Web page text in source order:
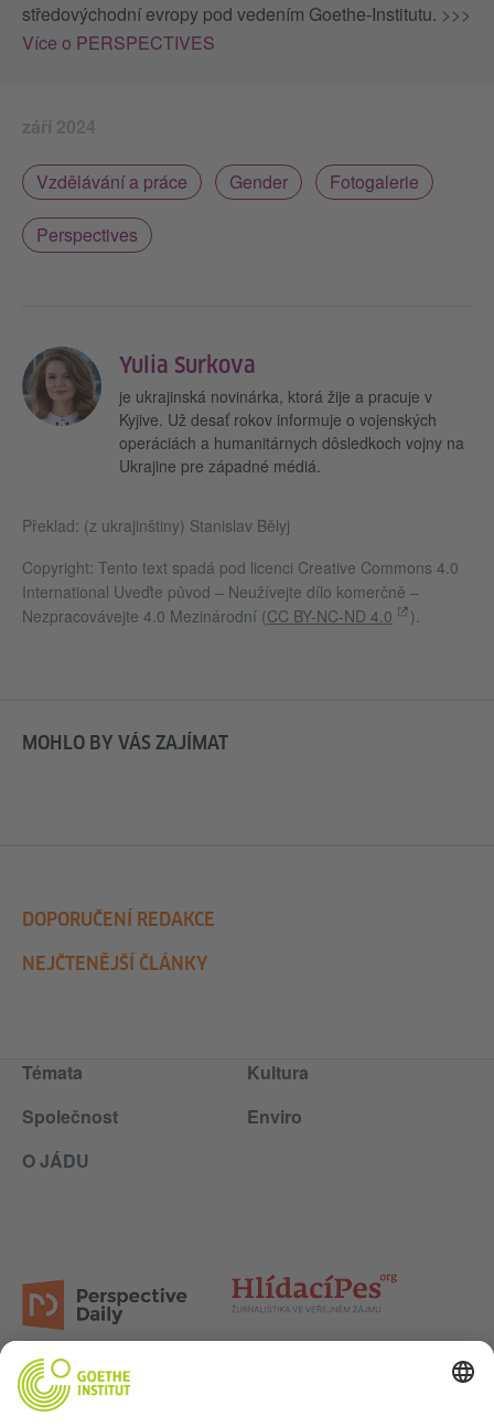
středovýchodní evropy pod vedením Goethe-Institutu. >>>
Více o PERSPECTIVES
září 2024
Vzdělávání a práce Gender Fotogalerie
Perspectives
Yulia Surkova
je ukrajinská novinárka, ktorá žije a pracuje v
Kyjive. Už desať rokov informuje o vojenských
operáciách a humanitárnych dôsledkoch vojny na
Ukrajine pre západné médiá.
Překlad: (z ukrajinštiny) Stanislav Bělyj
Copyright: Tento text spadá pod licenci Creative Commons 4.0
International Uveďte původ – Neužívejte dílo komerčně –
Nezpracovávejte 4.0 Mezinárodní (CC BY-NC-ND 4.0 ).
MOHLO BY VÁS ZAJÍMAT
DOPORUČENÍ REDAKCE
NEJČTENĚJŠÍ ČLÁNKY
Témata
Kultura
Společnost
Enviro
O JÁDU